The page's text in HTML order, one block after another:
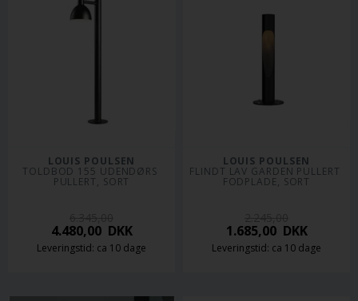
LOUIS POULSEN
TOLDBOD 155 UDENDØRS
PULLERT, SORT
4.480,00DKK
Leveringstid: ca 10 dage
LOUIS POULSEN
FLINDT LAV GARDEN PULLERT
FODPLADE, SORT
1.685,00DKK
Leveringstid: ca 10 dage